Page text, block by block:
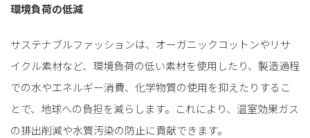
環境負荷の低減
サステナブルファッションは、オーガニックコットンやリサ
イクル素材など、環境負荷の低い素材を使用したり、製造過程
での水やエネルギー消費、化学物質の使用を抑えたりするこ
とで、地球への負担を減らします。これにより、温室効果ガス
の排出削減や水質汚染の防止に貢献できます。